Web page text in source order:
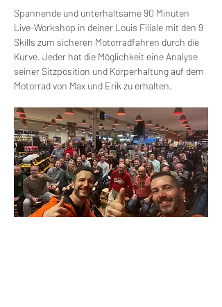
Spannende und unterhaltsame 90 Minuten
Live-Workshop in deiner Louis Filiale mit den 9
Skills zum sicheren Motorradfahren durch die
Kurve. Jeder hat die Möglichkeit eine Analyse
seiner Sitzposition und Körperhaltung auf dem
Motorrad von Max und Erik zu erhalten.